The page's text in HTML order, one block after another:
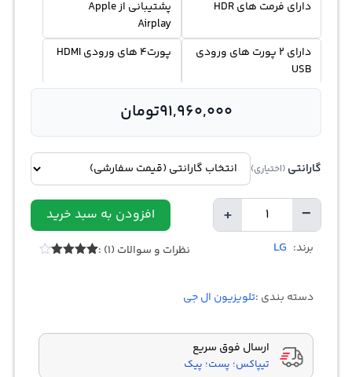
دارای فرمت های HDR
پشتیبانی از Apple
Airplay
دارای 2 پورت های ورودی
USB
پورت4 های ورودی HDMI
91,960,000تومان
گارانتی (اختیاری)
−
تعداد + افزودن به سبد خرید
برند: LG نظرات و سوالات (1) :
دسته بندی :تلویزیون ال جی
ارسال فوق سریع
تیپاکس؛ پست؛ پیک